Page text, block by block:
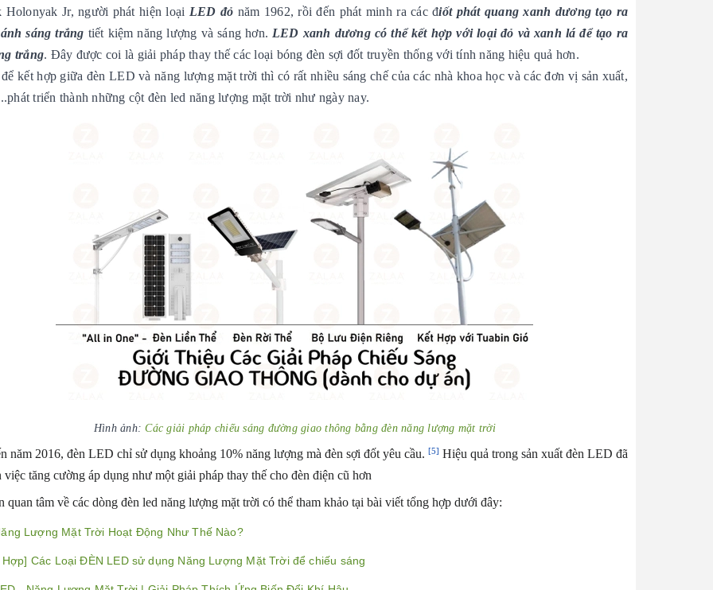
Holonyak Jr, người phát hiện loại LED đỏ năm 1962, rồi đến phát minh ra các điốt phát quang xanh dương tạo ra
sáng trắng tiết kiệm năng lượng và sáng hơn. LED xanh dương có thể kết hợp với loại đỏ và xanh lá để tạo ra
trắng. Đây được coi là giải pháp thay thế các loại bóng đèn sợi đốt truyền thống với tính năng hiệu quả hơn.
kết hợp giữa đèn LED và năng lượng mặt trời thì có rất nhiều sáng chế của các nhà khoa học và các đơn vị sản xuất,
triển thành những cột đèn led năng lượng mặt trời như ngày nay.
Hình ảnh:Các giải pháp chiếu sáng đường giao thông bằng đèn năng lượng mặt trời
năm 2016, đèn LED chỉ sử dụng khoảng 10% năng lượng mà đèn sợi đốt yêu cầu. [5] Hiệu quả trong sản xuất đèn LED đã
việc tăng cường áp dụng như một giải pháp thay thế cho đèn điện cũ hơn
quan tâm về các dòng đèn led năng lượng mặt trời có thể tham khảo tại bài viết tổng hợp dưới đây:
Lượng Mặt Trời Hoạt Động Như Thế Nào?
Hợp] Các Loại ĐÈN LED sử dụng Năng Lượng Mặt Trời để chiếu sáng